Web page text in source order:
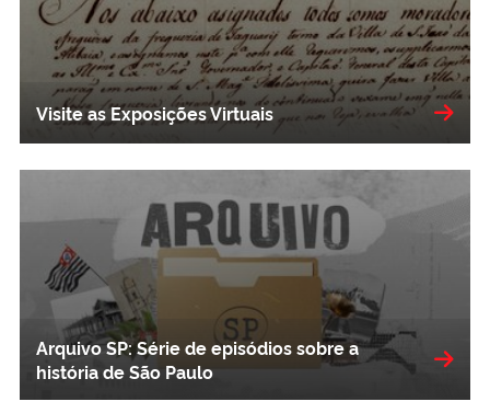
Visite as Exposições Virtuais
Arquivo SP: Série de episódios sobre a
história de São Paulo